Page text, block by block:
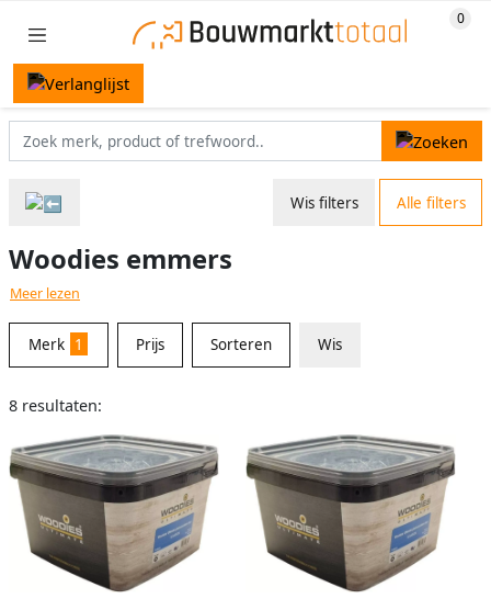
Wis filters Alle filters
Woodies emmers
Meer lezen
Merk 1 Prijs Sorteren Wis
8 resultaten: